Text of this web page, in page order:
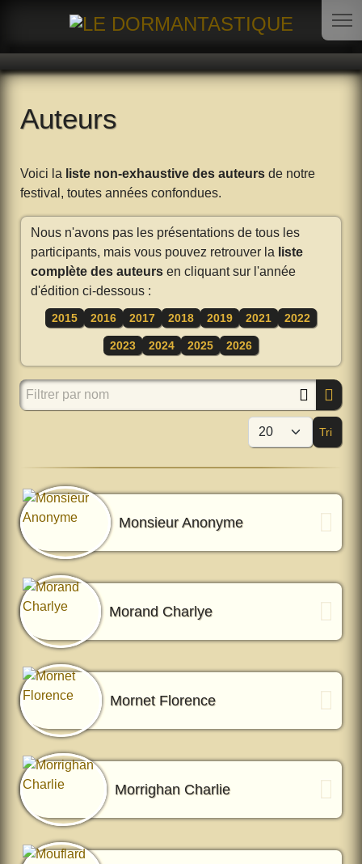
Auteurs
Voici la liste non-exhaustive des auteurs de notre
festival, toutes années confondues.
Nous n'avons pas les présentations de tous les
participants, mais vous pouvez retrouver la liste
complète des auteurs en cliquant sur l'année
d'édition ci-dessous :
2015 2016 2017 2018 2019 2021 2022
2023 2024 2025 2026
Filtrer par nom
Tri
Monsieur Anonyme
Morand Charlye
Mornet Florence
Morrighan Charlie